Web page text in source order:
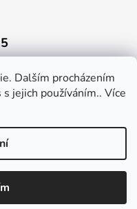
Dalším procházením
jejich používáním.. Více
a př...
mimo EU
Wie...